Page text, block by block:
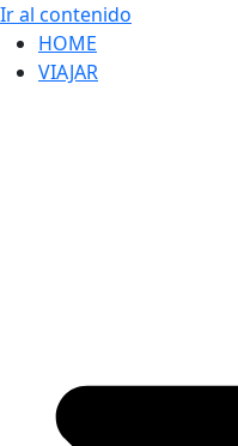
Ir al contenido
HOME
VIAJAR